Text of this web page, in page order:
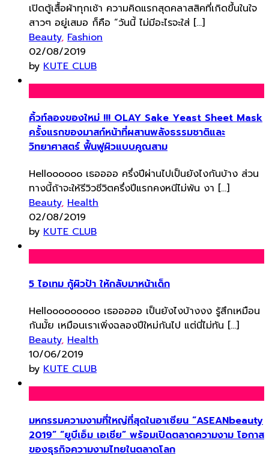
เปิดตู้เสื้อผ้าทุกเช้า ความคิดแรกสุดคลาสสิคที่เกิดขึ้นในใจ
สาวๆ อยู่เสมอ ก็คือ “วันนี้ ไม่มีอะไรจะใส่ […]
Beauty, Fashion
02/08/2019
by KUTE CLUB
คิ้วท์ลองของใหม่ !!! OLAY Sake Yeast Sheet Mask
ครั้งแรกของมาสก์หน้าที่ผสานพลังธรรมชาติและ
วิทยาศาสตร์ ฟื้นฟูผิวแบบคูณสาม
Helloooooo เธออออ ครึ่งปีผ่านไปเป็นยังไงกันบ้าง ส่วน
ทางนี้ถ้าจะให้รีวิวชีวิตครึ่งปีแรกคงหนีไม่พ้น งา […]
Beauty, Health
02/08/2019
by KUTE CLUB
5 ไอเทม กู้ผิวป้า ให้กลับมาหน้าเด็ก
Hellooooooooo เธอออออ เป็นยังไงบ้างงง รู้สึกเหมือน
กันมั้ย เหมือนเราเพิ่งฉลองปีใหม่กันไป แต่นี่ไม่ทัน […]
Beauty, Health
10/06/2019
by KUTE CLUB
มหกรรมความงามที่ใหญ่ที่สุดในอาเซียน “ASEANbeauty
2019” “ยูบีเอ็ม เอเชีย” พร้อมเปิดตลาดความงาม โอกาส
ของธุรกิจความงามไทยในตลาดโลก